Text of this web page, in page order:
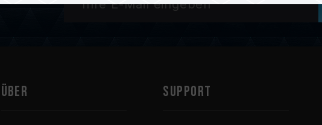
Über SUPPORT